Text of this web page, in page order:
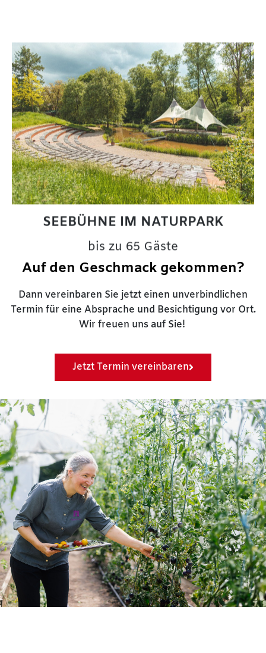
SEEBÜHNE IM NATURPARK
bis zu 65 Gäste
Auf den Geschmack gekommen?
Dann vereinbaren Sie jetzt einen unverbindlichen
Termin für eine Absprache und Besichtigung vor Ort.
Wir freuen uns auf Sie!
Jetzt Termin vereinbaren